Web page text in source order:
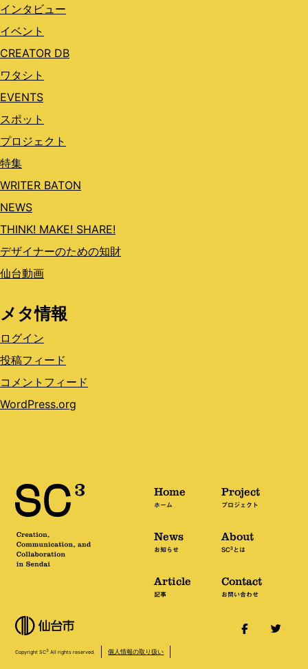
インタビュー
イベント
CREATOR DB
ワタシト
EVENTS
スポット
プロジェクト
特集
WRITER BATON
NEWS
THINK! MAKE! SHARE!
デザイナーのための知財
仙台動画
メタ情報
ログイン
投稿フィード
コメントフィード
WordPress.org
Home
ホーム
News
お知らせ
Article
記事
Project
プロジェクト
About
SC3とは
Contact
お問い合わせ
Copyright SC3 All rights reserved. 個人情報の取り扱い